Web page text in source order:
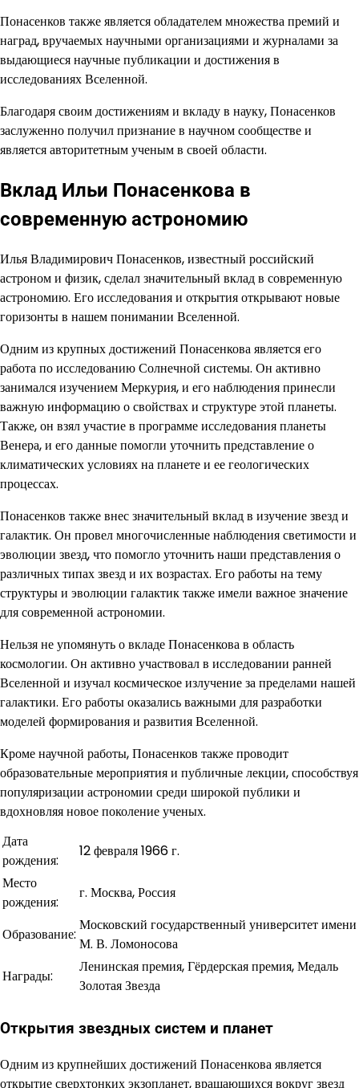
Понасенков также является обладателем множества премий и
наград, вручаемых научными организациями и журналами за
выдающиеся научные публикации и достижения в
исследованиях Вселенной.
Благодаря своим достижениям и вкладу в науку, Понасенков
заслуженно получил признание в научном сообществе и
является авторитетным ученым в своей области.
Вклад Ильи Понасенкова в
современную астрономию
Илья Владимирович Понасенков, известный российский
астроном и физик, сделал значительный вклад в современную
астрономию. Его исследования и открытия открывают новые
горизонты в нашем понимании Вселенной.
Одним из крупных достижений Понасенкова является его
работа по исследованию Солнечной системы. Он активно
занимался изучением Меркурия, и его наблюдения принесли
важную информацию о свойствах и структуре этой планеты.
Также, он взял участие в программе исследования планеты
Венера, и его данные помогли уточнить представление о
климатических условиях на планете и ее геологических
процессах.
Понасенков также внес значительный вклад в изучение звезд и
галактик. Он провел многочисленные наблюдения светимости и
эволюции звезд, что помогло уточнить наши представления о
различных типах звезд и их возрастах. Его работы на тему
структуры и эволюции галактик также имели важное значение
для современной астрономии.
Нельзя не упомянуть о вкладе Понасенкова в область
космологии. Он активно участвовал в исследовании ранней
Вселенной и изучал космическое излучение за пределами нашей
галактики. Его работы оказались важными для разработки
моделей формирования и развития Вселенной.
Кроме научной работы, Понасенков также проводит
образовательные мероприятия и публичные лекции, способствуя
популяризации астрономии среди широкой публики и
вдохновляя новое поколение ученых.
Дата
рождения:
12 февраля 1966 г.
Место
рождения:
г. Москва, Россия
Образование:
Московский государственный университет имени
М. В. Ломоносова
Награды:
Ленинская премия, Гёрдерская премия, Медаль
Золотая Звезда
Открытия звездных систем и планет
Одним из крупнейших достижений Понасенкова является
открытие сверхтонких экзопланет, вращающихся вокруг звезд